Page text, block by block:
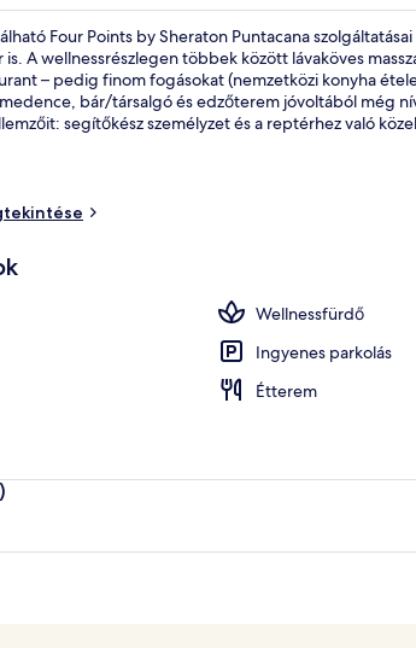
Four Points by Sheraton Puntacana
A wellnessrészlegen többek között lávaköves
– pedig finom fogásokat (nemzetközi konyha
bár/társalgó és edzőterem jóvoltából még
segítőkész személyzet és a reptérhez való
Wellnessfürdő
Ingyenes parkolás
Étterem